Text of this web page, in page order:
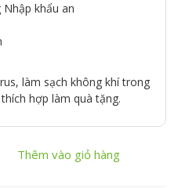
khẩu an
làm sạch không khí trong
hợp làm quà tặng.
Thêm vào giỏ hàng